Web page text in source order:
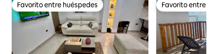
Favorito entre huéspedes
Favorito entre huéspedes Favorito entre
Favorito entre